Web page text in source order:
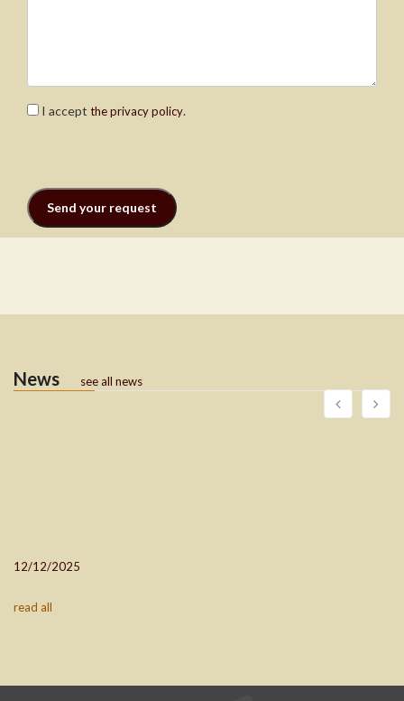
I accept the privacy policy.
News see all news
12/12/2025
read all